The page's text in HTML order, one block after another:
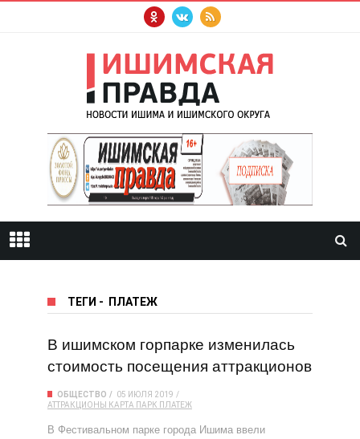
ТЕГИ - ПЛАТЕЖ
В ишимском горпарке изменилась
стоимость посещения аттракционов
ОБЩЕСТВО
05 ИЮЛЯ 2019
АТТРАКЦИОНЫ
КАРТА ПАРК ПЛАТЕЖ
В Фестивальном парке города Ишима ввели